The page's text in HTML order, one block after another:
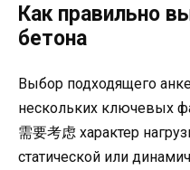
Как правильно
бетона
Выбор подходящего
нескольких ключевых
需要考虑 характер
статической или